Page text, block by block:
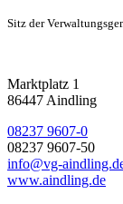
Sitz der
Marktplatz 1
86447 Aindling
08237 9607-0
08237 9607-50
info@vg-
www.aindling.de